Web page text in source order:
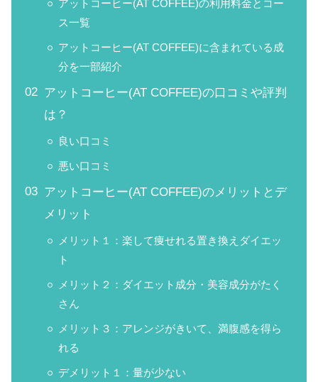
アットコーヒー(AT COFFEE)の利用料金とコー
ス一覧
アットコーヒー(AT COFFEE)に含まれている成
分を一部紹介
アットコーヒー(AT COFFEE)の口コミや評判
は？
良い口コミ
悪い口コミ
アットコーヒー(AT COFFEE)のメリットとデ
メリット
メリット１：楽して痩せれる置き換えダイエッ
ト
メリット２：ダイエット成分・美容成分がたく
さん
メリット３：アレンジがきいて、満腹感を得ら
れる
デメリット１：量が少ない